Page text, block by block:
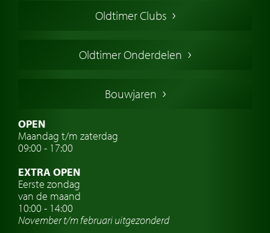
Amerikaanse oldtimers
Franse oldtimers
Zweedse oldtimers
Oldtimer verzekering
Oldtimer reizen
Oldtimerwerkplaats
Automerk horloges
Oldtimer Clubs
Oldtimer Onderdelen
Bouwjaren
OPEN
Maandag t/m zaterdag
09:00 - 17:00
EXTRA OPEN
Eerste zondag
van de maand
10:00 - 14:00
November t/m februariuitgezonderd